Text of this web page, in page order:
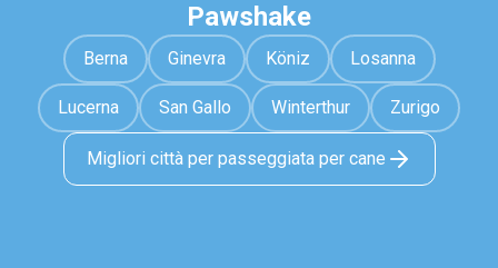
Pawshake
Berna Ginevra Köniz Losanna
Lucerna San Gallo Winterthur Zurigo
Migliori città per passeggiata per cane